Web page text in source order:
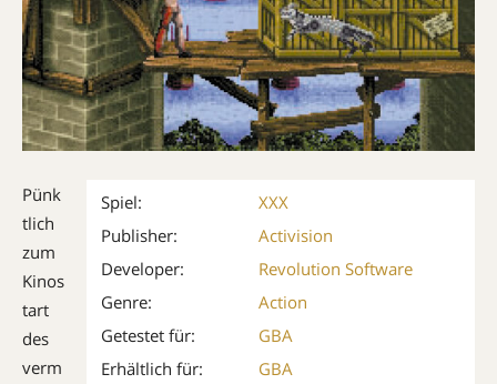
Spiel:
XXX
Publisher:
Activision
Developer:
Revolution Software
Genre:
Action
Getestet für:
GBA
Erhältlich für:
GBA
Pünk
tlich
zum
Kinos
tart
des
verm